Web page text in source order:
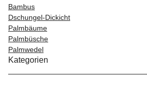
Bambus
Dschungel-Dickicht
Palmbäume
Palmbüsche
Palmwedel
Kategorien